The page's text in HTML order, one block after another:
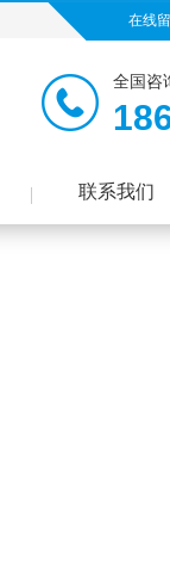
在线
全国咨
联系我们